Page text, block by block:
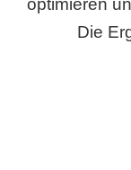
optimieren
Die